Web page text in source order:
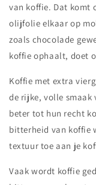
van koffie. Dat komt
olijfolie elkaar op
zoals chocolade
koffie ophaalt, doet
Koffie met extra
de rijke, volle smaak
beter tot hun recht
bitterheid van koffie
textuur toe aan je
Vaak wordt koffie